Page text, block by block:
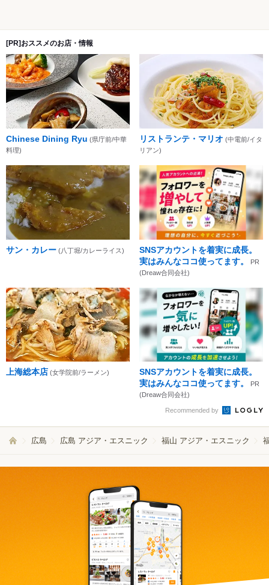
[PR]おススメのお店・情報
Chinese Dining Ryu (県庁前/中華
料理)
リストランテ・マリオ (中電前/イタ
リアン)
サン・カレー (八丁堀/カレーライス)
SNSアカウントを着実に成長。
実はみんなココ使ってます。
PR
(Dreaw合同会社)
上海総本店 (女学院前/ラーメン)
SNSアカウントを着実に成長。
実はみんなココ使ってます。
PR
(Dreaw合同会社)
Recommended by
広島 広島 アジア・エスニック 福山 アジア・エスニック